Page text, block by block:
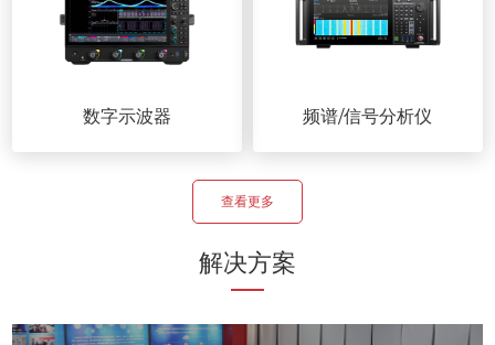
数字示波器 频谱/信号分析仪
查看更多
解决方案